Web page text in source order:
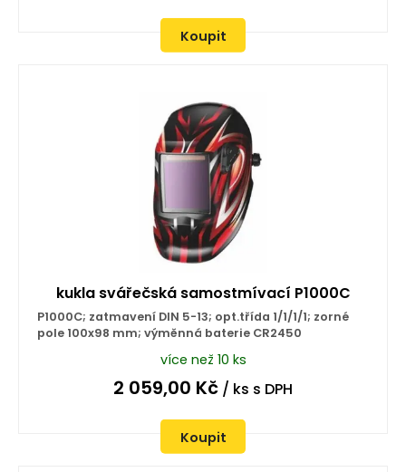
Koupit
kukla svářečská samostmívací P1000C
P1000C; zatmavení DIN 5-13; opt.třída 1/1/1/1; zorné
pole 100x98 mm; výměnná baterie CR2450
více než 10 ks
2 059,00 Kč / ks s DPH
Koupit